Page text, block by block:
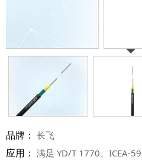
品牌： 长飞
应用： 满足 YD/T 1770、ICEA-